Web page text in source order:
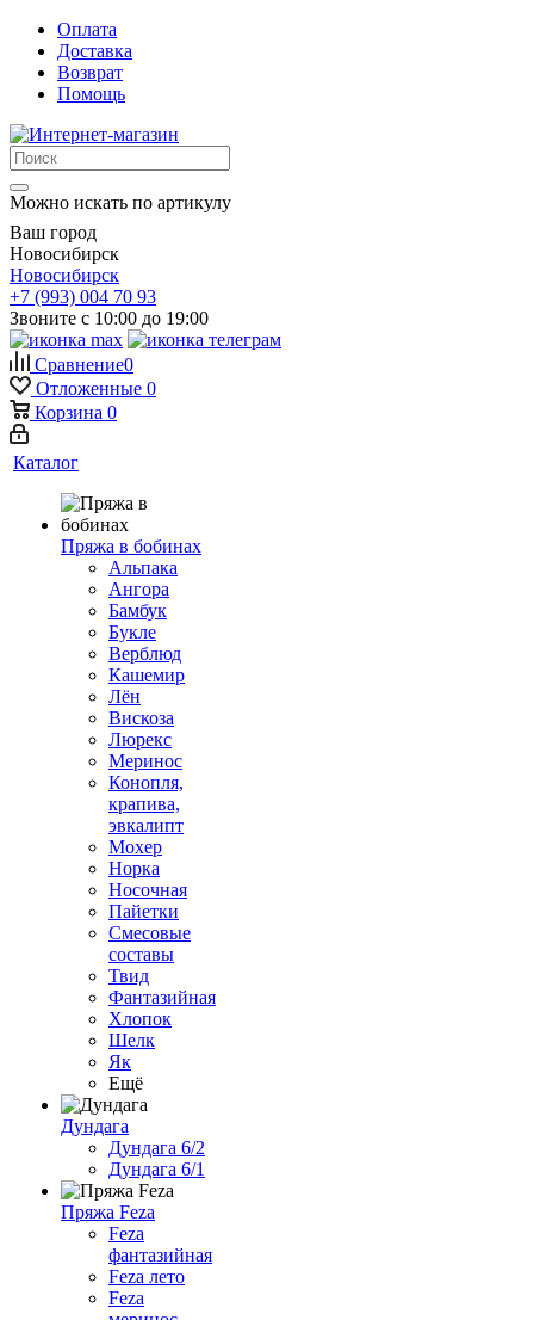
Оплата
Доставка
Возврат
Помощь
Можно искать по артикулу
Ваш город
Новосибирск
Новосибирск
+7 (993) 004 70 93
Звоните с 10:00 до 19:00
Сравнение0
Отложенные 0
Корзина 0
Каталог
Пряжа в бобинах
Альпака
Ангора
Бамбук
Букле
Верблюд
Кашемир
Лён
Вискоза
Люрекс
Меринос
Конопля,
крапива,
эвкалипт
Мохер
Норка
Носочная
Пайетки
Смесовые
составы
Твид
Фантазийная
Хлопок
Шелк
Як
Ещё
Дундага
Дундага 6/2
Дундага 6/1
Пряжа Feza
Feza
фантазийная
Feza лето
Feza